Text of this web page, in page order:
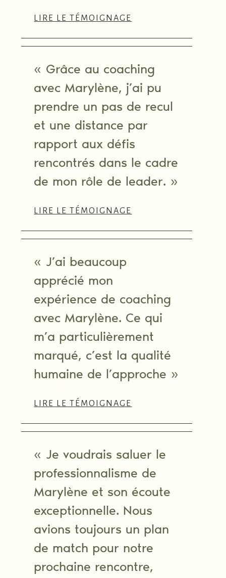
LIRE LE TÉMOIGNAGE
« Grâce au coaching
avec Marylène, j’ai pu
prendre un pas de recul
et une distance par
rapport aux défis
rencontrés dans le cadre
de mon rôle de leader. »
LIRE LE TÉMOIGNAGE
« J’ai beaucoup
apprécié mon
expérience de coaching
avec Marylène. Ce qui
m’a particulièrement
marqué, c’est la qualité
humaine de l’approche »
LIRE LE TÉMOIGNAGE
« Je voudrais saluer le
professionnalisme de
Marylène et son écoute
exceptionnelle. Nous
avions toujours un plan
de match pour notre
prochaine rencontre,